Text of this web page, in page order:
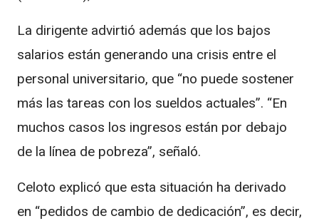
La dirigente advirtió además que los bajos
salarios están generando una crisis entre el
personal universitario, que “no puede sostener
más las tareas con los sueldos actuales”. “En
muchos casos los ingresos están por debajo
de la línea de pobreza”, señaló.
Celoto explicó que esta situación ha derivado
en “pedidos de cambio de dedicación”, es decir,